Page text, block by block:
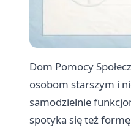
Dom Pomocy
osobom starszym i
samodzielnie
spotyka się też